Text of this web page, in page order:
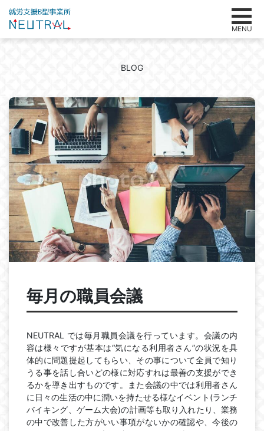
MENU
BLOG
毎月の職員会議
NEUTRAL では毎月職員会議を行っています。会議の内
容は様々ですが基本は“気になる利用者さん”の状況を具
体的に問題提起してもらい、その事について全員で知り
うる事を話し合いどの様に対応すれは最善の支援ができ
るかを導き出すものです。また会議の中では利用者さん
に日々の生活の中に潤いを持たせる様なイベント(ランチ
バイキング、ゲーム大会)の計画等も取り入れたり、業務
の中で改善した方がいい事項がないかの確認や、今後の